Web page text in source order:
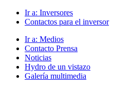
Ir a: Inversores
Contactos para el inversor
Ir a: Medios
Contacto Prensa
Noticias
Hydro de un vistazo
Galería multimedia